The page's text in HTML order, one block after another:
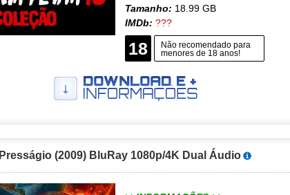
Tamanho: 18.99 GB
IMDb: ???
18
Não recomendado para
menores de 18 anos!
Presságio (2009) BluRay 1080p/4K Dual Áudio